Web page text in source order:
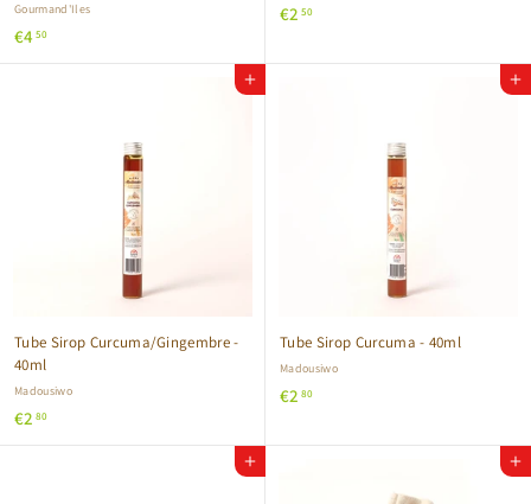
Gourmand'Iles
€450€
4
€2 50€
,
Ajouter au panier
Tube Sirop Curcuma/Gingembre -
40ml
Madousiwo
€2 80€
2
Ajouter au panier
Tube Sirop Curcuma - 40ml
Madousiwo
€2 80€
,
Ajouter au panier Ajouter au panier